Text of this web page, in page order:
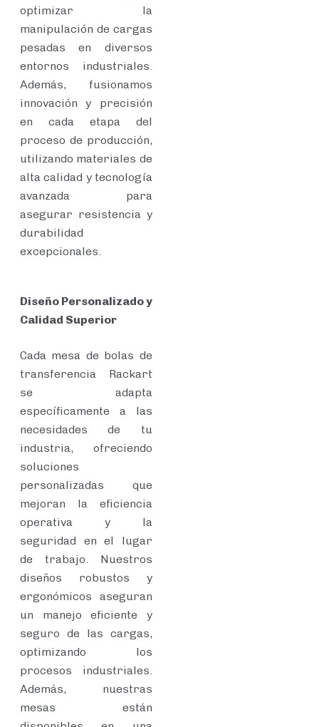
optimizar la
manipulación de cargas
pesadas en diversos
entornos industriales.
Además, fusionamos
innovación y precisión
en cada etapa del
proceso de producción,
utilizando materiales de
alta calidad y tecnología
avanzada para
asegurar resistencia y
durabilidad
excepcionales.
Diseño Personalizado y
Calidad Superior
Cada mesa de bolas de
transferencia Rackart
se adapta
específicamente a las
necesidades de tu
industria, ofreciendo
soluciones
personalizadas que
mejoran la eficiencia
operativa y la
seguridad en el lugar
de trabajo. Nuestros
diseños robustos y
ergonómicos aseguran
un manejo eficiente y
seguro de las cargas,
optimizando los
procesos industriales.
Además, nuestras
mesas están